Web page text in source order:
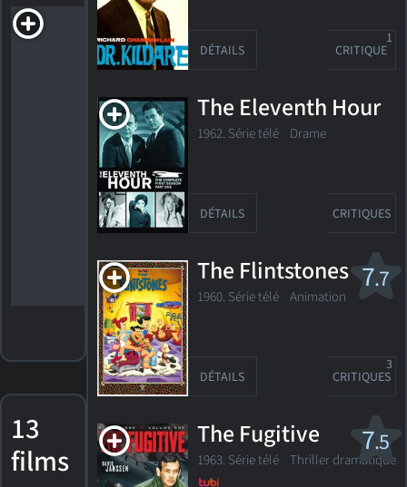
Arnie
Nomination,
Golden
Globe 1971
acteur -
série
télévisée -
musical ou
comédie
Nomination,
Golden
Globe 1972
Meilleur
acteur -
télévisée -
musical ou
comédie
13
films
DÉTAILS CRITIQUE
1
The Eleventh Hour
1962. Série télé Drame
DÉTAILS CRITIQUES
7.7
The Flintstones
1960. Série télé Animation
DÉTAILS CRITIQUES
3
7.5
The Fugitive
1963. Série télé Thriller dramatique